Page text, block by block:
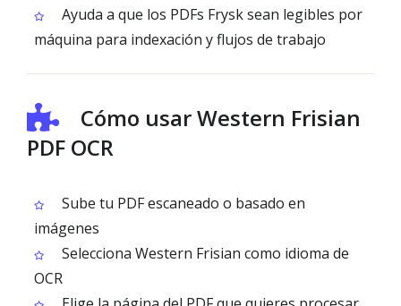
Ayuda a que los PDFs Frysk sean legibles por
máquina para indexación y flujos de trabajo
Cómo usar Western Frisian
PDF OCR
Sube tu PDF escaneado o basado en
imágenes
Selecciona Western Frisian como idioma de
OCR